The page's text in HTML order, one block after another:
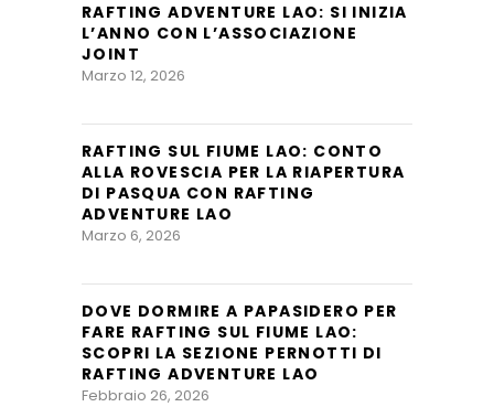
RAFTING ADVENTURE LAO: SI INIZIA
L’ANNO CON L’ASSOCIAZIONE
JOINT
Marzo 12, 2026
RAFTING SUL FIUME LAO: CONTO
ALLA ROVESCIA PER LA RIAPERTURA
DI PASQUA CON RAFTING
ADVENTURE LAO
Marzo 6, 2026
DOVE DORMIRE A PAPASIDERO PER
FARE RAFTING SUL FIUME LAO:
SCOPRI LA SEZIONE PERNOTTI DI
RAFTING ADVENTURE LAO
Febbraio 26, 2026